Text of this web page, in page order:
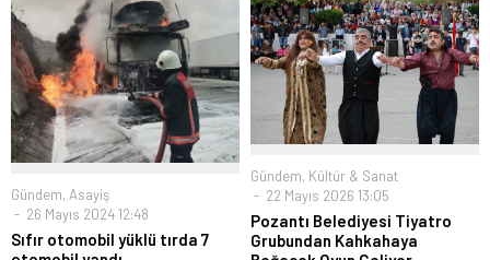
Gündem, Asayiş
26 Mayıs 2024 12:48
Sıfır otomobil yüklü tırda 7
Gündem, Kültür & Sanat
22 Mayıs 2026 13:05
Pozantı Belediyesi Tiyatro
Grubundan Kahkahaya